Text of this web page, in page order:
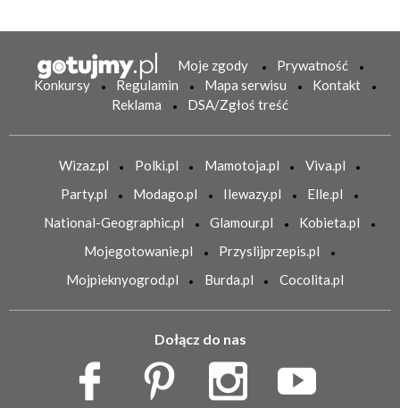
Moje zgody
Prywatność
Konkursy
Regulamin Mapa serwisu
Kontakt
Reklama
DSA/Zgłoś treść
Wizaz.pl Polki.pl Mamotoja.pl
Viva.pl
Party.pl
Modago.pl Ilewazy.pl
Elle.pl
National-Geographic.pl
Glamour.pl
Kobieta.pl
Mojegotowanie.pl
Przyslijprzepis.pl
Mojpieknyogrod.pl
Burda.pl Cocolita.pl
Dołącz do nas